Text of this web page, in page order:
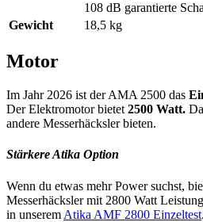
108 dB garantierte
Gewicht
18,5 kg
Motor
Im Jahr 2026 ist der AMA 2500 das
Der Elektromotor bietet 2500 Watt.
andere Messerhäcksler bieten.
Stärkere Atika Option
Wenn du etwas mehr Power suchst,
Messerhäcksler mit 2800 Watt
in unserem Atika AMF 2800 Einzeltest.